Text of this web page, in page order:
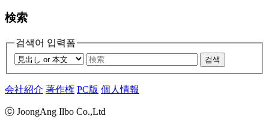
検索
검색어 입력폼
검색
会社紹介 著作権 PC版 個人情報
ⓒ JoongAng Ilbo Co.,Ltd